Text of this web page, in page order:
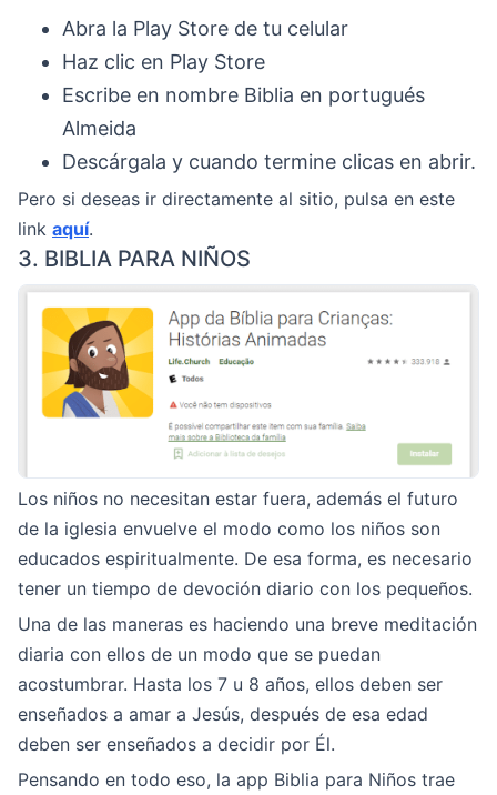
Abra la Play Store de tu celular
Haz clic en Play Store
Escribe en nombre Biblia en portugués
Almeida
Descárgala y cuando termine clicas en abrir.
Pero si deseas ir directamente al sitio, pulsa en este
link aquí.
3. BIBLIA PARA NIÑOS
Los niños no necesitan estar fuera, además el futuro
de la iglesia envuelve el modo como los niños son
educados espiritualmente. De esa forma, es necesario
tener un tiempo de devoción diario con los pequeños.
Una de las maneras es haciendo una breve meditación
diaria con ellos de un modo que se puedan
acostumbrar. Hasta los 7 u 8 años, ellos deben ser
enseñados a amar a Jesús, después de esa edad
deben ser enseñados a decidir por Él.
Pensando en todo eso, la app Biblia para Niños trae